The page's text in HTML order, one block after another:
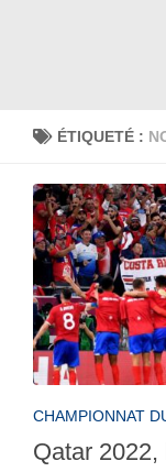
ÉTIQUETÉ :
CHAMPIONNAT
Qatar